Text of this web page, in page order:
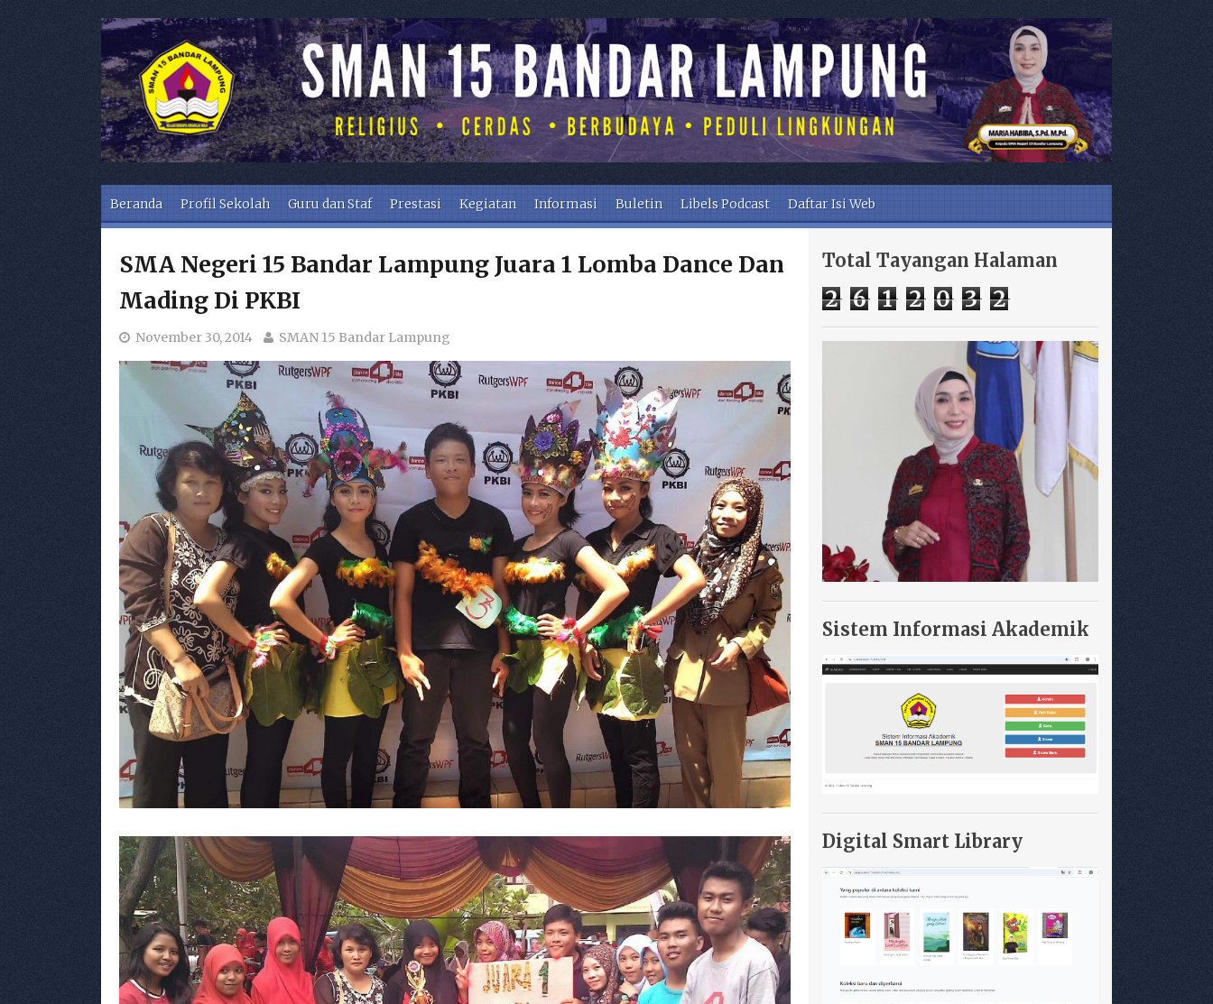
Skip to content
Beranda Profil Sekolah Guru dan Staf Prestasi Kegiatan Informasi Buletin Libels Podcast Daftar Isi Web
SMA Negeri 15 Bandar Lampung Juara 1 Lomba Dance Dan
Mading Di PKBI
November 30, 2014 SMAN 15 Bandar Lampung
Total Tayangan Halaman
2 6 1 2 0 3 2
Sistem Informasi Akademik
Digital Smart Library